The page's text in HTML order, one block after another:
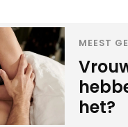
MEEST
het?